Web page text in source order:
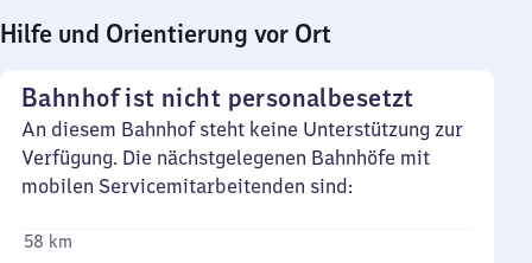
Hilfe und Orientierung vor Ort
Bahnhof ist nicht personalbesetzt
An diesem Bahnhof steht keine Unterstützung zur
Verfügung. Die nächstgelegenen Bahnhöfe mit
mobilen Servicemitarbeitenden sind:
58 km